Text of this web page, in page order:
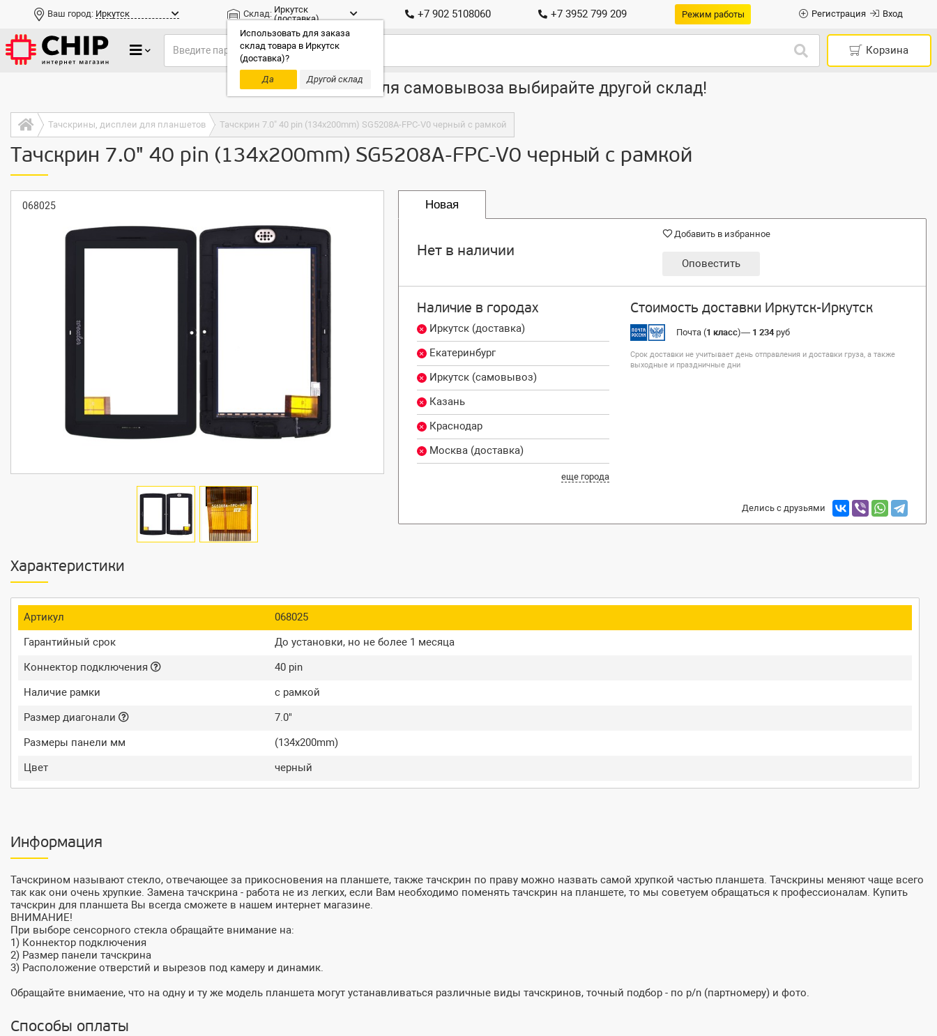
Ваш город: Иркутск Склад: Иркутск
(доставка)
Использовать для заказа
склад товара в Иркутск
(доставка)?
Да
Другой склад
+7 902 5108060 +7 3952 799 209 Режим работы Регистрация Вход
Корзина
Только доставка, для самовывоза выбирайте другой склад!
Тачскрины, дисплеи для планшетов Тачскрин 7.0" 40 pin (134x200mm) SG5208A-FPC-V0 черный с рамкой
Тачскрин 7.0" 40 pin (134x200mm) SG5208A-FPC-V0 черный с рамкой
068025 Новая
Нет в наличии
Добавить в избранное
Оповестить
Наличие в городах
Иркутск (доставка)
Екатеринбург
Иркутск (самовывоз)
Казань
Краснодар
Москва (доставка)
еще города
Стоимость доставки Иркутск-Иркутск
Почта (1 класс)— 1 234руб
Срок доставки не учитывает день отправления и доставки груза, а также
выходные и праздничные дни
Делись с друзьями
Характеристики
Артикул
068025
Гарантийный срок
До установки, но не более 1 месяца
Коннектор подключения
40 pin
Наличие рамки
с рамкой
Размер диагонали
7.0"
Размеры панели мм
(134x200mm)
Цвет
черный
Информация
Тачскрином называют стекло, отвечающее за прикосновения на планшете, также тачскрин по праву можно назвать самой хрупкой частью планшета. Тачскрины меняют чаще всего
так как они очень хрупкие. Замена тачскрина - работа не из легких, если Вам необходимо поменять тачскрин на планшете, то мы советуем обращаться к профессионалам. Купить
тачскрин для планшета Вы всегда сможете в нашем интернет магазине.
ВНИМАНИЕ!
При выборе сенсорного стекла обращайте внимание на:
1) Коннектор подключения
2) Размер панели тачскрина
3) Расположение отверстий и вырезов под камеру и динамик.
Обращайте внимаение, что на одну и ту же модель планшета могут устанавливаться различные виды тачскринов, точный подбор - по p/n (партномеру) и фото.
Способы оплаты